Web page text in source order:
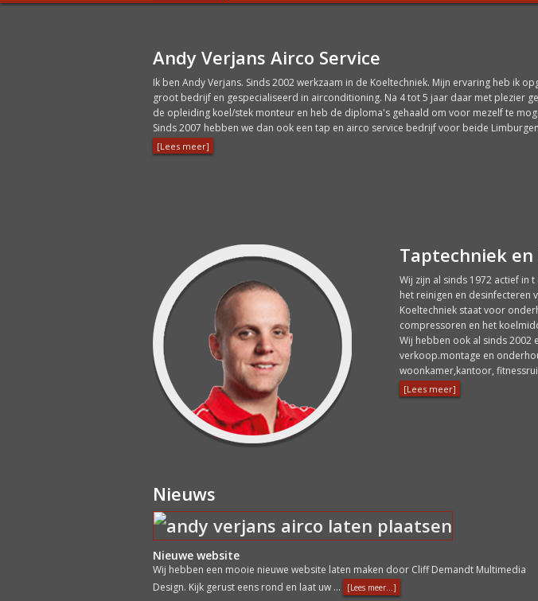
Andy Verjans Airco Service
Ik ben Andy Verjans. Sinds 2002 werkzaam in de Koeltechniek. Mijn ervaring heb ik
groot bedrijf en gespecialiseerd in airconditioning. Na 4 tot 5 jaar daar met plezier
de opleiding koel/stek monteur en heb de diploma's gehaald om voor mezelf te
Sinds 2007 hebben we dan ook een tap en airco service bedrijf voor beide
[Lees meer]
Taptechniek
Wij zijn al sinds 1972 actief in
het reinigen en desinfecteren
Koeltechniek staat voor
compressoren en het
Wij hebben ook al sinds 2002
verkoop.montage en
woonkamer,kantoor,
[Lees meer]
Nieuws
Nieuwe website
Wij hebben een mooie nieuwe website laten maken door Cliff Demandt Multimedia
Design. Kijk gerust eens rond en laat uw …
[Lees meer...]